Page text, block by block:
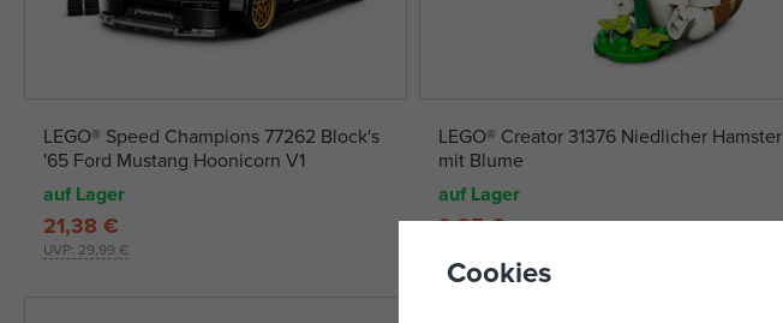
LEGO® Speed Champions 77262 Block's
'65 Ford Mustang Hoonicorn V1
auf Lager
UVP: 29,99 €
21,38 €
LEGO® Creator 31376 Niedlicher Hamster
mit Blume
auf Lager
9,35 €
Cookies